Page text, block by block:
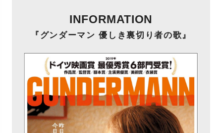
INFORMATION
『グンダーマン 優しき裏切り者の歌』